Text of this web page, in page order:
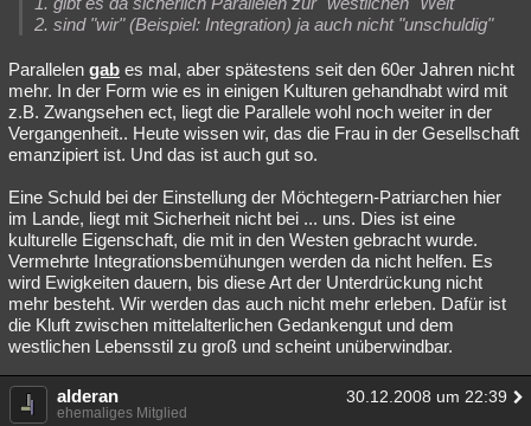
2. sind "wir" (Beispiel: Integration) ja auch nicht "unschuldig"
Parallelen gab es mal, aber spätestens seit den 60er Jahren nicht
mehr. In der Form wie es in einigen Kulturen gehandhabt wird mit
z.B. Zwangsehen ect, liegt die Parallele wohl noch weiter in der
Vergangenheit.. Heute wissen wir, das die Frau in der Gesellschaft
emanzipiert ist. Und das ist auch gut so.
Eine Schuld bei der Einstellung der Möchtegern-Patriarchen hier
im Lande, liegt mit Sicherheit nicht bei ... uns. Dies ist eine
kulturelle Eigenschaft, die mit in den Westen gebracht wurde.
Vermehrte Integrationsbemühungen werden da nicht helfen. Es
wird Ewigkeiten dauern, bis diese Art der Unterdrückung nicht
mehr besteht. Wir werden das auch nicht mehr erleben. Dafür ist
die Kluft zwischen mittelalterlichen Gedankengut und dem
westlichen Lebensstil zu groß und scheint unüberwindbar.
alderan 30.12.2008 um 22:39
ehemaliges Mitglied